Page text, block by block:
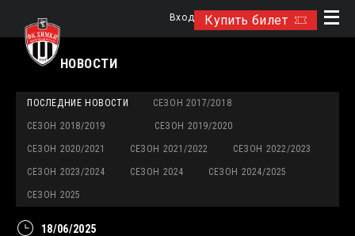
Купить билет
Вход
НОВОСТИ
ПОСЛЕДНИЕ НОВОСТИ СЕЗОН 2017/2018
СЕЗОН 2018/2019 СЕЗОН 2019/2020
СЕЗОН 2020/2021 СЕЗОН 2021/2022 СЕЗОН 2022/2023
СЕЗОН 2023/2024 СЕЗОН 2024 СЕЗОН 2024/2025
СЕЗОН 2025
18/06/2025